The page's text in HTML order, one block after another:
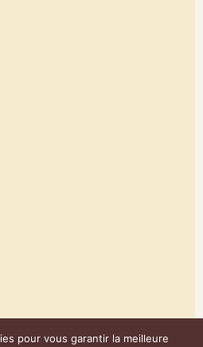
pour vous garantir la meilleure